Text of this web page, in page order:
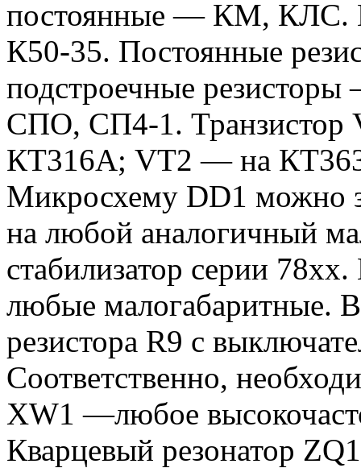
постоянные — КМ, КЛС.
К50-35. Постоянные
подстроечные
СПО, СП4-1. Транзистор
КТ316А; VT2 — на
Микросхему DD1 можно
на любой аналогичный
стабилизатор серии
любые малогабаритные.
резистора R9 с
Соответственно,
XW1 —любое
Кварцевый резонатор